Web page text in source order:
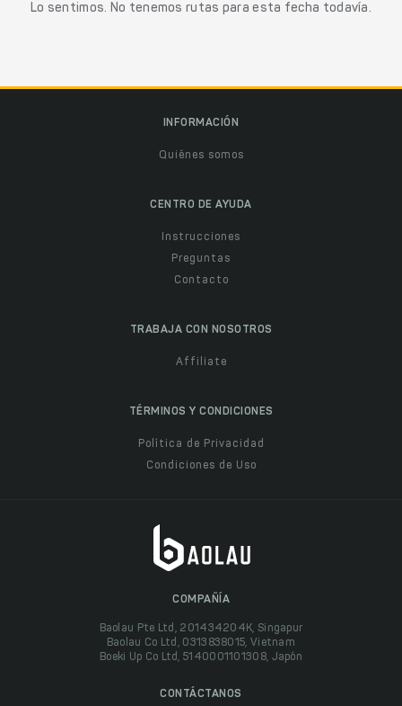
Lo sentimos. No tenemos rutas para esta fecha todavía.
INFORMACIÓN
Quiénes somos
CENTRO DE AYUDA
Instrucciones
Preguntas
Contacto
TRABAJA CON NOSOTROS
Affiliate
TÉRMINOS Y CONDICIONES
Política de Privacidad
Condiciones de Uso
COMPAÑÍA
Baolau Pte Ltd, 201434204K, Singapur
Baolau Co Ltd, 0313838015, Vietnam
Boeki Up Co Ltd, 5140001101308, Japón
CONTÁCTANOS